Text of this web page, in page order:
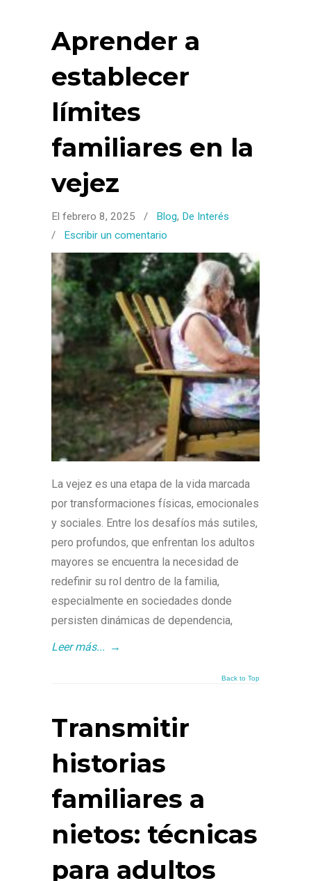
Aprender a
establecer
límites
familiares en la
vejez
El febrero 8, 2025 / Blog, De Interés
/ Escribir un comentario
La vejez es una etapa de la vida marcada
por transformaciones físicas, emocionales
y sociales. Entre los desafíos más sutiles,
pero profundos, que enfrentan los adultos
mayores se encuentra la necesidad de
redefinir su rol dentro de la familia,
especialmente en sociedades donde
persisten dinámicas de dependencia,
Leer más... →
Back to Top
Transmitir
historias
familiares a
nietos: técnicas
para adultos